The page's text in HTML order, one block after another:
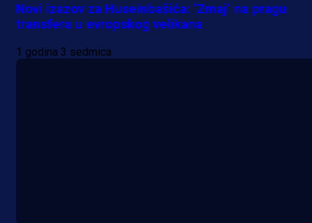
9 h 18 min
Novi izazov za Huseinbašića: ‘Zmaj’ na pragu
transfera u evropskog velikana
1 godina 3 sedmica